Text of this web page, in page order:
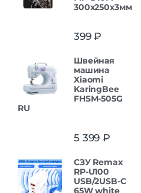
300x250x3мм
399₽
Швейная
машина
Xiaomi
KaringBee
FHSM-505G
RU
5 399 ₽
СЗУ Remax
RP-U100
USB/2USB-C
65W white